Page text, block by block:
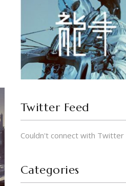
Twitter Feed
Couldn't connect with Twitter
Categories